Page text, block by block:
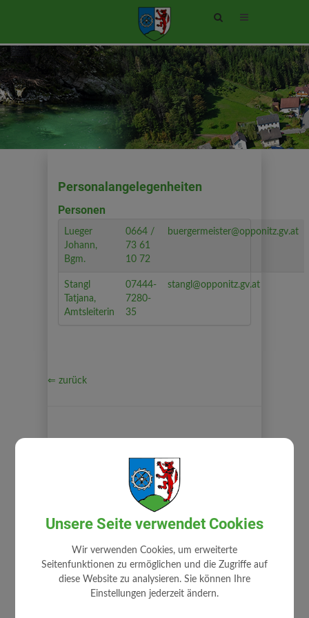
Site
toggle
Personalangelegenheiten
Personen
Lueger
Johann,
Bgm.
0664 /
73 61
10 72
buergermeister@opponitz.gv.at
Stangl
Tatjana,
Amtsleiterin
07444-
7280-
35
stangl@opponitz.gv.at
⇐ zurück
Gemeindeamt
Mitarbeiter
Zuständigkeiten
Stellenangebote
Unsere Seite verwendet Cookies
Wir verwenden Cookies, um erweiterte
Seitenfunktionen zu ermöglichen und die Zugriffe auf
diese Website zu analysieren. Sie können Ihre
Einstellungen jederzeit ändern.